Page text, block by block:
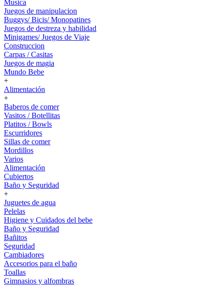
Musica
Juegos de manipulacion
Buggys/ Bicis/ Monopatines
Juegos de destreza y habilidad
Minigames/ Juegos de Viaje
Construccion
Carpas / Casitas
Juegos de magia
Mundo Bebe
+
Alimentación
+
Baberos de comer
Vasitos / Botellitas
Platitos / Bowls
Escurridores
Sillas de comer
Mordillos
Varios
Alimentación
Cubiertos
Baño y Seguridad
+
Juguetes de agua
Pelelas
Higiene y Cuidados del bebe
Baño y Seguridad
Bañitos
Seguridad
Cambiadores
Accesorios para el baño
Toallas
Gimnasios y alfombras